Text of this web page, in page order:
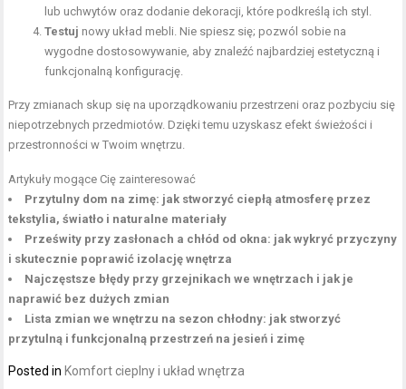
lub uchwytów oraz dodanie dekoracji, które podkreślą ich styl.
Testuj nowy układ mebli. Nie spiesz się; pozwól sobie na
wygodne dostosowywanie, aby znaleźć najbardziej estetyczną i
funkcjonalną konfigurację.
Przy zmianach skup się na uporządkowaniu przestrzeni oraz pozbyciu się
niepotrzebnych przedmiotów. Dzięki temu uzyskasz efekt świeżości i
przestronności w Twoim wnętrzu.
Artykuły mogące Cię zainteresować
Przytulny dom na zimę: jak stworzyć ciepłą atmosferę przez
tekstylia, światło i naturalne materiały
Prześwity przy zasłonach a chłód od okna: jak wykryć przyczyny
i skutecznie poprawić izolację wnętrza
Najczęstsze błędy przy grzejnikach we wnętrzach i jak je
naprawić bez dużych zmian
Lista zmian we wnętrzu na sezon chłodny: jak stworzyć
przytulną i funkcjonalną przestrzeń na jesień i zimę
Posted in Komfort cieplny i układ wnętrza